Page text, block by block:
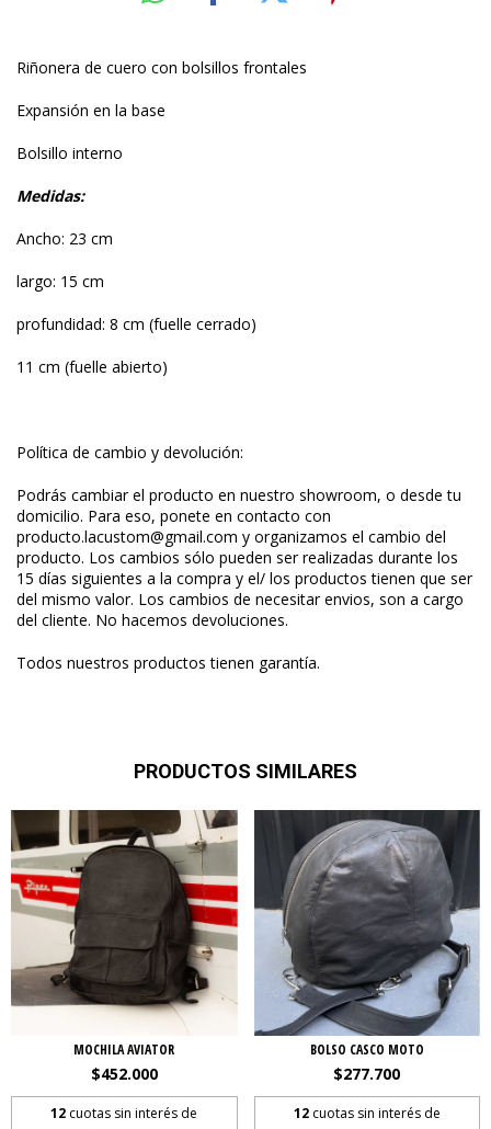
Riñonera de cuero con bolsillos frontales
Expansión en la base
Bolsillo interno
Medidas:
Ancho: 23 cm
largo: 15 cm
profundidad: 8 cm (fuelle cerrado)
11 cm (fuelle abierto)
Política de cambio y devolución:
Podrás cambiar el producto en nuestro showroom, o desde tu
domicilio. Para eso, ponete en contacto con
producto.lacustom@gmail.com y organizamos el cambio del
producto. Los cambios sólo pueden ser realizadas durante los
15 días siguientes a la compra y el/ los productos tienen que ser
del mismo valor. Los cambios de necesitar envios, son a cargo
del cliente. No hacemos devoluciones.
Todos nuestros productos tienen garantía.
PRODUCTOS SIMILARES
MOCHILA AVIATOR
$452.000
12 cuotas sin interés de
BOLSO CASCO MOTO
$277.700
12 cuotas sin interés de